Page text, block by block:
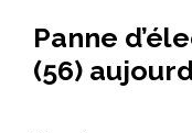
Panne
(56)